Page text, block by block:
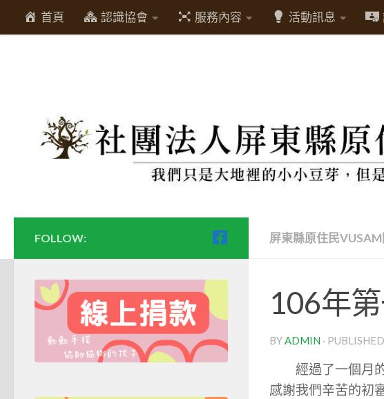
Skip to content
首頁 認識協會 服務內容 活動訊息
屏東縣原住民
106年
BY ADMIN · PUBLISHED
經過了一個月的
感謝我們辛苦的初
FOLLOW: